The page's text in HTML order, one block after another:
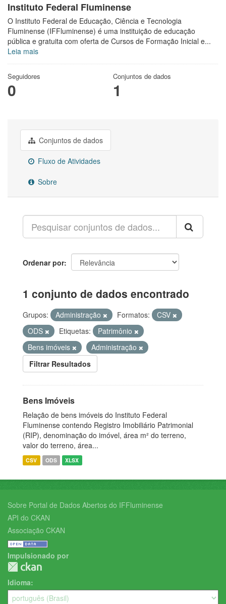
Instituto Federal Fluminense
O Instituto Federal de Educação, Ciência e Tecnologia
Fluminense (IFFluminense) é uma instituição de educação
pública e gratuita com oferta de Cursos de Formação Inicial e...
Leia mais
Seguidores
0
Conjuntos de dados
1
Conjuntos de dados
Fluxo de Atividades
Sobre
Ordenar por
1 conjunto de dados encontrado
Grupos: Administração Formatos:
CSV
ODS
Etiquetas:
Patrimônio
Bens imóveis
Administração
Filtrar Resultados
Bens Imóveis
Relação de bens imóveis do Instituto Federal
Fluminense contendo Registro Imobiliário Patrimonial
(RIP), denominação do imóvel, área m² do terreno,
valor do terreno, área...
CSV ODS XLSX
Sobre Portal de Dados Abertos do IFFluminense
API do CKAN
Associação CKAN
Impulsionado por
Idioma